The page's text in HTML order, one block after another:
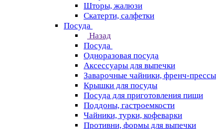
Шторы, жалюзи
Скатерти, салфетки
Посуда
Назад
Посуда
Одноразовая посуда
Аксессуары для выпечки
Заварочные чайники, френч-прессы
Крышки для посуды
Посуда для приготовления пищи
Поддоны, гастроемкости
Чайники, турки, кофеварки
Противни, формы для выпечки